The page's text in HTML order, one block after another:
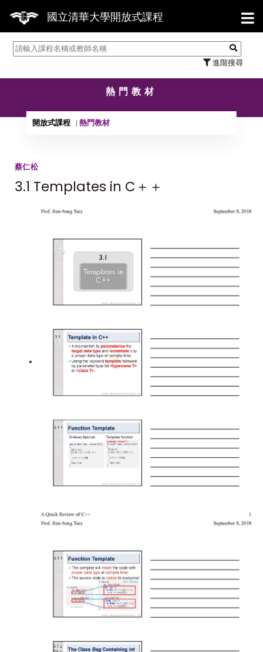
國立清華大學開放式課程
進階搜尋
【
熱門教材
開放式課程 熱門教材
蔡仁松
3.1 Templates in C＋＋